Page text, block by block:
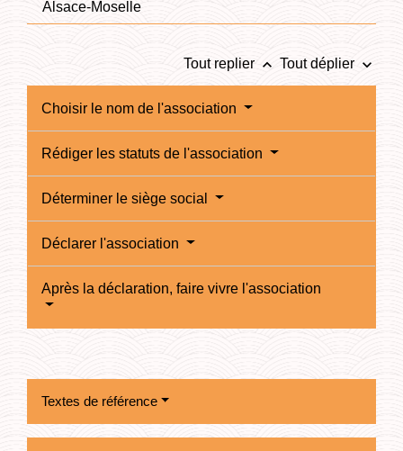
Alsace-Moselle
Tout replier keyboard_arrow_up Tout déplier keyboard_arrow_down
Choisir le nom de l'association
Rédiger les statuts de l'association
Déterminer le siège social
Déclarer l'association
Après la déclaration, faire vivre l'association
Textes de référence